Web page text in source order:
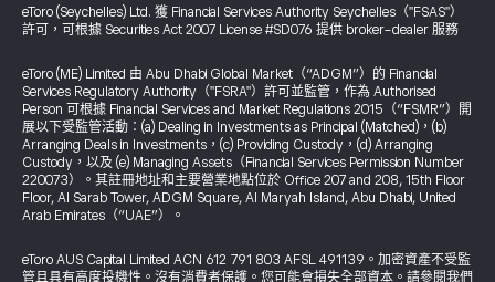
eToro (Seychelles) Ltd. 獲 Financial Services Authority Seychelles（"FSAS"）
許可，可根據 Securities Act 2007 License #SD076 提供 broker-dealer 服務
eToro (ME) Limited 由 Abu Dhabi Global Market（“ADGM”）的 Financial
Services Regulatory Authority（"FSRA"）許可並監管，作為 Authorised
Person 可根據 Financial Services and Market Regulations 2015（“FSMR”）開
展以下受監管活動：(a) Dealing in Investments as Principal (Matched)，(b)
Arranging Deals in Investments，(c) Providing Custody，(d) Arranging
Custody，以及 (e) Managing Assets（Financial Services Permission Number
220073）。其註冊地址和主要營業地點位於 Office 207 and 208, 15th Floor
Floor, Al Sarab Tower, ADGM Square, Al Maryah Island, Abu Dhabi, United
Arab Emirates（“UAE”）。
eToro AUS Capital Limited ACN 612 791 803 AFSL 491139。加密資產不受監
管且具有高度投機性。沒有消費者保護。您可能會損失全部資本。請參閱我們